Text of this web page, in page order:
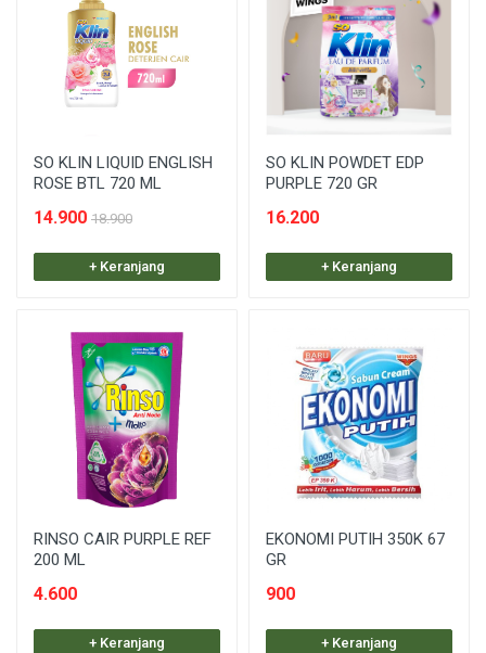
SO KLIN LIQUID ENGLISH
ROSE BTL 720 ML
14.900 18.900
+ Keranjang
SO KLIN POWDET EDP
PURPLE 720 GR
16.200
+ Keranjang
RINSO CAIR PURPLE REF
200 ML
4.600
+ Keranjang
EKONOMI PUTIH 350K 67
GR
900
+ Keranjang